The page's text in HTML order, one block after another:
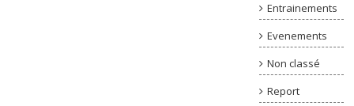
Entrainements
Evenements
Non classé
Report